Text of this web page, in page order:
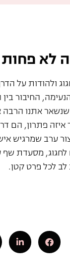
לא
ולהודות על
החיבור
שנשאר אתנו
איזה פתרון, הם
ערב שמרגיש
מסעדת שף
לכל פרט קטן.